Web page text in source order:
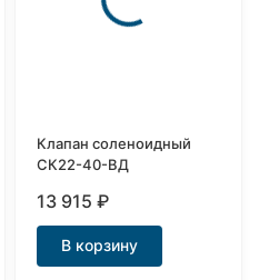
Клапан соленоидный
СК22-40-ВД
13 915₽
В корзину